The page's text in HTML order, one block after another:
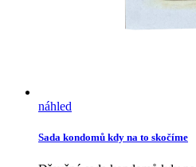
náhled
Sada kondomů kdy na to skočíme